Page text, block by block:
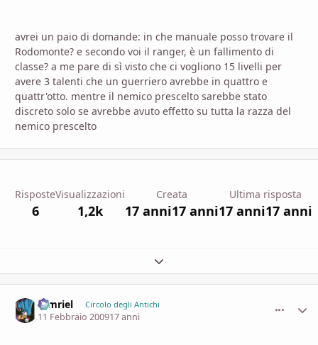
avrei un paio di domande: in che manuale posso trovare il
Rodomonte? e secondo voi il ranger, è un fallimento di
classe? a me pare di sì visto che ci vogliono 15 livelli per
avere 3 talenti che un guerriero avrebbe in quattro e
quattr'otto. mentre il nemico prescelto sarebbe stato
discreto solo se avrebbe avuto effetto su tutta la razza del
nemico prescelto
Risposte
6
Visualizzazioni
1,2k
Creata
17 anni17 anni
Ultima risposta
17 anni17 anni
Espandi panoramica del topic
tamriel Circolo degli Antichi
11 Febbraio 200917 anni